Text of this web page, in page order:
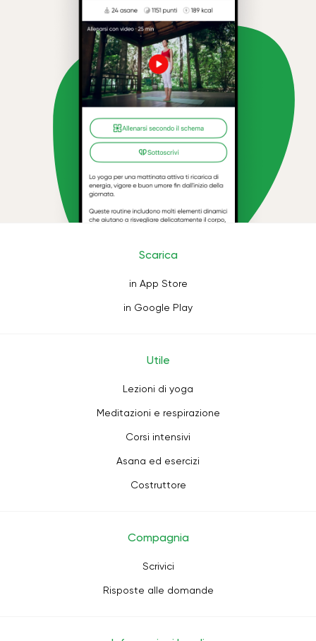
Scarica
in App Store
in Google Play
Utile
Lezioni di yoga
Meditazioni e respirazione
Corsi intensivi
Asana ed esercizi
Costruttore
Compagnia
Scrivici
Risposte alle domande